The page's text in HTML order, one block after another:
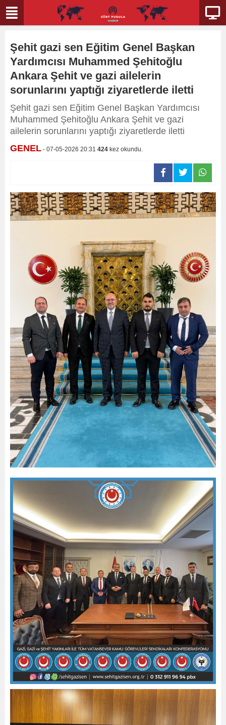
Şehit gazi sen Eğitim Genel Başkan
Yardımcısı Muhammed Şehitoğlu
Ankara Şehit ve gazi ailelerin
sorunlarını yaptığı ziyaretlerde iletti
Şehit gazi sen Eğitim Genel Başkan Yardımcısı
Muhammed Şehitoğlu Ankara Şehit ve gazi
ailelerin sorunlarını yaptığı ziyaretlerde iletti
GENEL - 07-05-2026 20:31 424 kez okundu.